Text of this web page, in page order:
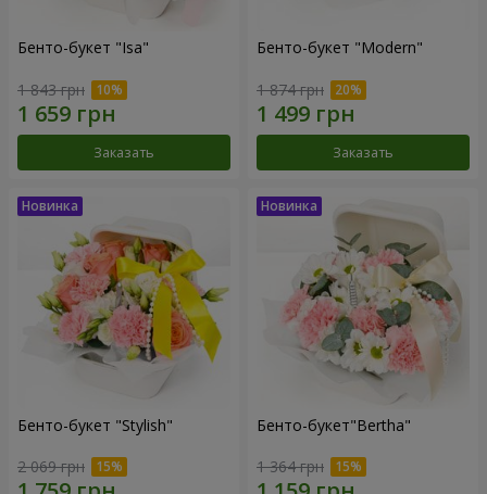
Бенто-букет "Isa"
1 843 грн
Заказать
Бенто-букет "Modern"
1 874 грн
Заказать
Бенто-букет "Stylish"
2 069 грн
Бенто-букет"Bertha"
1 364 грн